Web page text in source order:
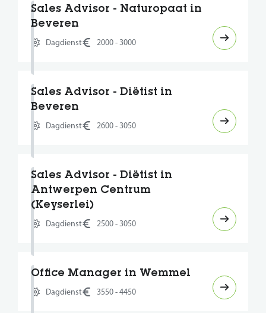
Sales Advisor - Naturopaat in
Beveren
Dagdienst 2000 - 3000
Sales Advisor - Diëtist in
Beveren
Dagdienst 2600 - 3050
Sales Advisor - Diëtist in
Antwerpen Centrum
(Keyserlei)
Dagdienst 2500 - 3050
Office Manager in Wemmel
Dagdienst 3550 - 4450